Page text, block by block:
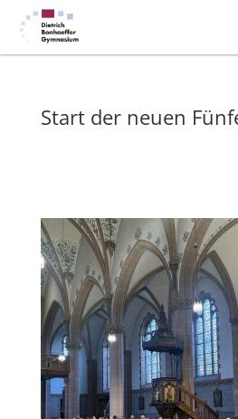
Start der neuen